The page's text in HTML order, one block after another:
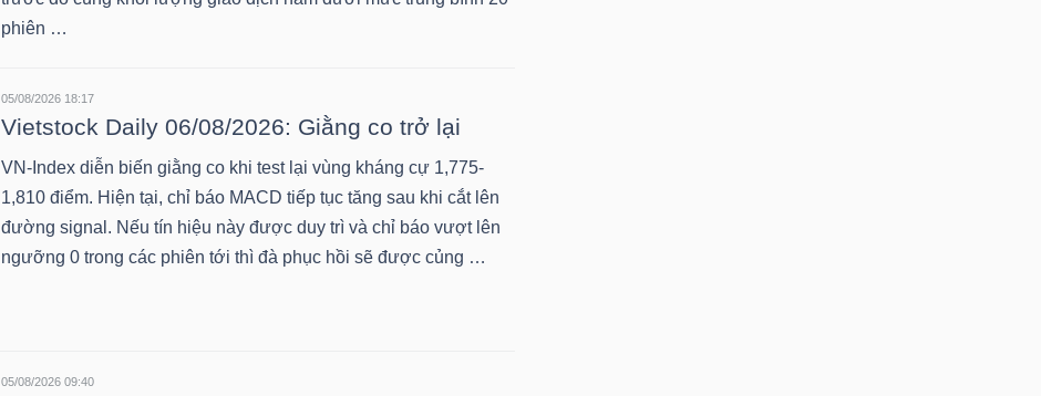
phiên …
05/08/2026 18:17
Vietstock Daily 06/08/2026: Giằng co trở lại
VN-Index diễn biến giằng co khi test lại vùng kháng cự 1,775-
1,810 điểm. Hiện tại, chỉ báo MACD tiếp tục tăng sau khi cắt lên
đường signal. Nếu tín hiệu này được duy trì và chỉ báo vượt lên
ngưỡng 0 trong các phiên tới thì đà phục hồi sẽ được củng …
05/08/2026 09:40